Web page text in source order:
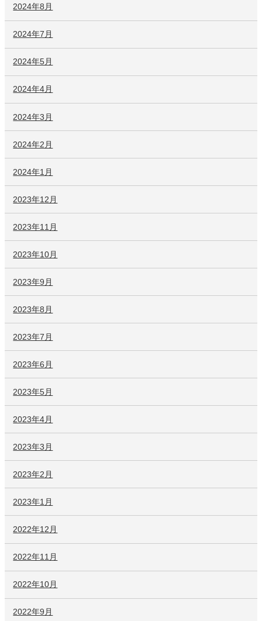
2024年8月
2024年7月
2024年5月
2024年4月
2024年3月
2024年2月
2024年1月
2023年12月
2023年11月
2023年10月
2023年9月
2023年8月
2023年7月
2023年6月
2023年5月
2023年4月
2023年3月
2023年2月
2023年1月
2022年12月
2022年11月
2022年10月
2022年9月